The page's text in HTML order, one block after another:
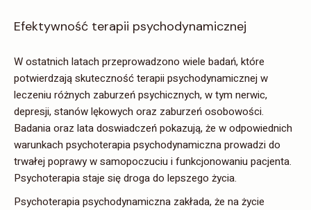
Efektywność terapii psychodynamicznej
W ostatnich latach przeprowadzono wiele badań, które
potwierdzają skuteczność terapii psychodynamicznej w
leczeniu różnych zaburzeń psychicznych, w tym nerwic,
depresji, stanów lękowych oraz zaburzeń osobowości.
Badania oraz lata doswiadczeń pokazują, że w odpowiednich
warunkach psychoterapia psychodynamiczna prowadzi do
trwałej poprawy w samopoczuciu i funkcjonowaniu pacjenta.
Psychoterapia staje się droga do lepszego życia.
Psychoterapia psychodynamiczna zakłada, że na życie